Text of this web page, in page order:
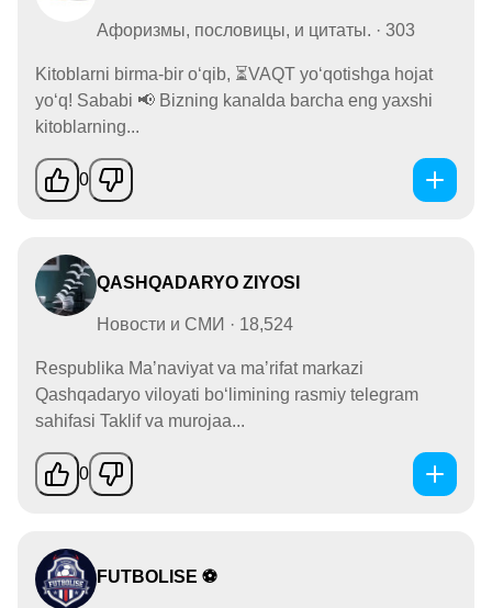
Афоризмы, пословицы, и цитаты. · 303
Kitoblarni birma-bir oʻqib, ⏳VAQT yoʻqotishga hojat
yoʻq! Sababi 📢 Bizning kanalda barcha eng yaxshi
kitoblarning...
0
QASHQADARYO ZIYOSI
Новости и СМИ · 18,524
Respublika Maʼnaviyat va maʼrifat markazi
Qashqadaryo viloyati boʻlimining rasmiy telegram
sahifasi Taklif va murojaa...
0
FUTBOLISE ⚽️